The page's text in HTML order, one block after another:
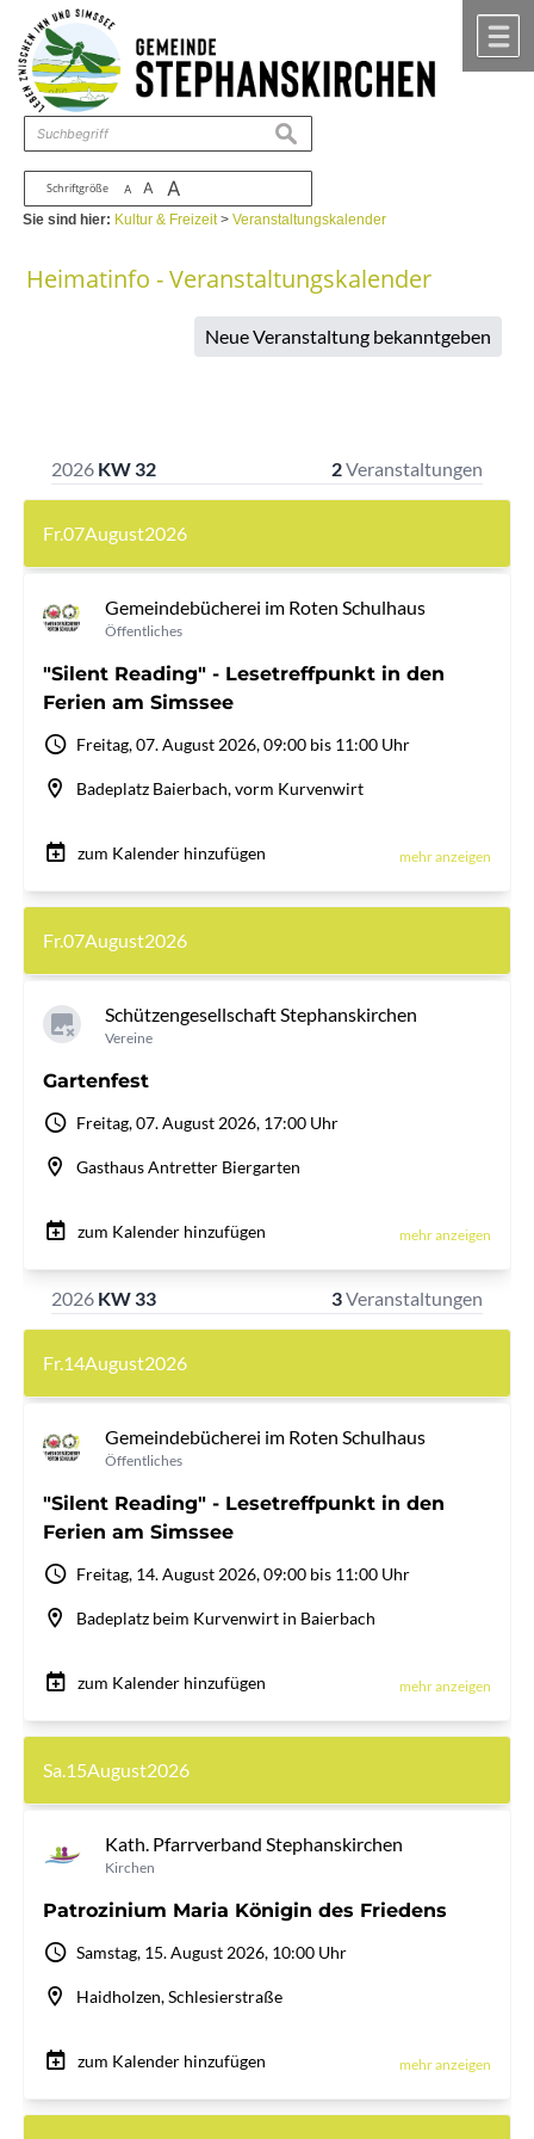
Zum Inhalt ,zur Navigation
Schriftgröße A A A
suchen
Sie sind hier: Kultur & Freizeit>Veranstaltungskalender
Heimatinfo - Veranstaltungskalender